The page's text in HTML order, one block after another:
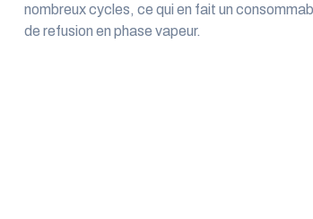
nombreux cycles, ce qui en fait un
de refusion en phase vapeur.